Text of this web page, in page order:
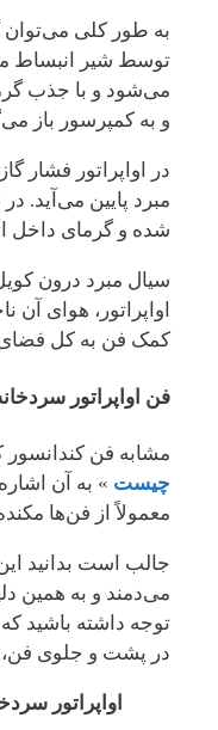
به طور کلی می‌توان
توسط شیر انبساط
می‌شود و با جذب
و به کمپرسور باز
در اواپراتور فشار
مبرد پایین می‌آید. در
شده و گرمای داخل
سیال مبرد درون
اواپراتور، هوای آن
کمک فن به کل
فن اواپراتور
مشابه فن کندانسور
چیست » به آن
معمولاً از فن‌ها
جالب است بدانید
می‌دمند و به همین
توجه داشته باشید
در پشت و جلوی
اواپراتور